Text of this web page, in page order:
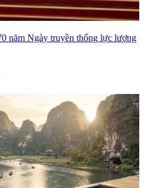
năm Ngày truyền thống lực lượng